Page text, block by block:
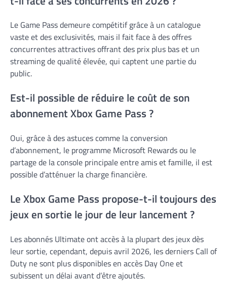
Le Game Pass demeure compétitif grâce à un catalogue
vaste et des exclusivités, mais il fait face à des offres
concurrentes attractives offrant des prix plus bas et un
streaming de qualité élevée, qui captent une partie du
public.
Est-il possible de réduire le coût de son
abonnement Xbox Game Pass ?
Oui, grâce à des astuces comme la conversion
d’abonnement, le programme Microsoft Rewards ou le
partage de la console principale entre amis et famille, il est
possible d’atténuer la charge financière.
Le Xbox Game Pass propose-t-il toujours des
jeux en sortie le jour de leur lancement ?
Les abonnés Ultimate ont accès à la plupart des jeux dès
leur sortie, cependant, depuis avril 2026, les derniers Call of
Duty ne sont plus disponibles en accès Day One et
subissent un délai avant d’être ajoutés.